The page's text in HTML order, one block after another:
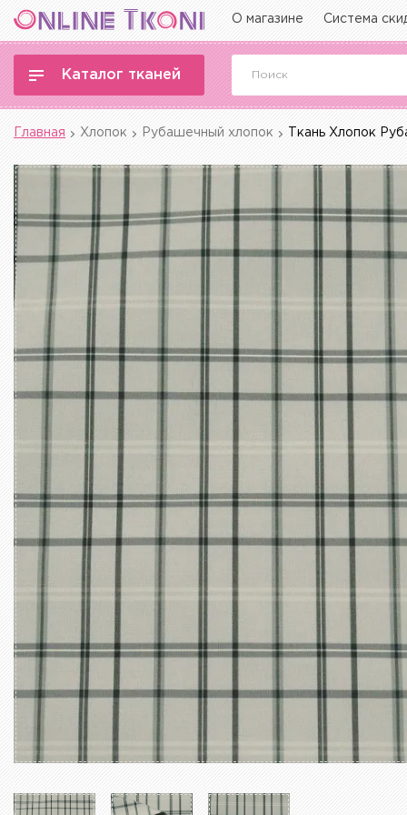
О магазине Система
Каталог тканей
Главная Хлопок Рубашечный хлопок Ткань Хлопок